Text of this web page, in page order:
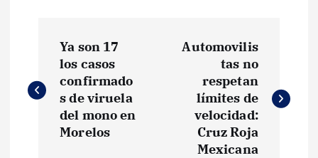
v
Ya son 17
los casos
confirmado
s de viruela
del mono en
Morelos
Automovilis
tas no
respetan
límites de
velocidad:
Cruz Roja
Mexicana